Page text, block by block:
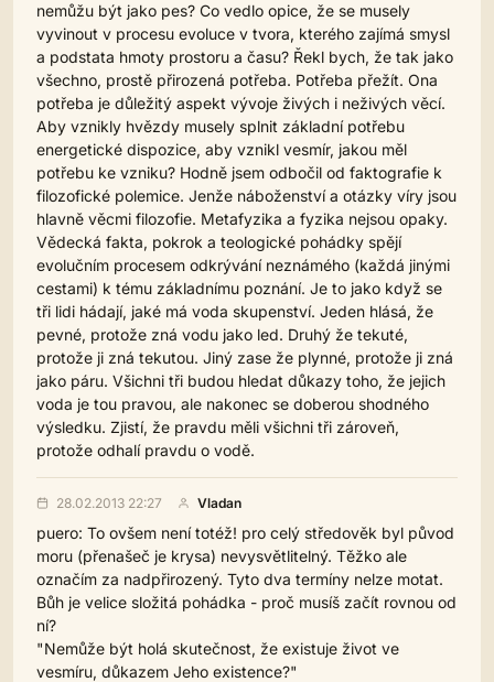
nemůžu být jako pes? Co vedlo opice, že se musely
vyvinout v procesu evoluce v tvora, kterého zajímá smysl
a podstata hmoty prostoru a času? Řekl bych, že tak jako
všechno, prostě přirozená potřeba. Potřeba přežít. Ona
potřeba je důležitý aspekt vývoje živých i neživých věcí.
Aby vznikly hvězdy musely splnit základní potřebu
energetické dispozice, aby vznikl vesmír, jakou měl
potřebu ke vzniku? Hodně jsem odbočil od faktografie k
filozofické polemice. Jenže náboženství a otázky víry jsou
hlavně věcmi filozofie. Metafyzika a fyzika nejsou opaky.
Vědecká fakta, pokrok a teologické pohádky spějí
evolučním procesem odkrývání neznámého (každá jinými
cestami) k tému základnímu poznání. Je to jako když se
tři lidi hádají, jaké má voda skupenství. Jeden hlásá, že
pevné, protože zná vodu jako led. Druhý že tekuté,
protože ji zná tekutou. Jiný zase že plynné, protože ji zná
jako páru. Všichni tři budou hledat důkazy toho, že jejich
voda je tou pravou, ale nakonec se doberou shodného
výsledku. Zjistí, že pravdu měli všichni tři zároveň,
protože odhalí pravdu o vodě.
28.02.2013 22:27 Vladan
puero: To ovšem není totéž! pro celý středověk byl původ
moru (přenašeč je krysa) nevysvětlitelný. Těžko ale
označím za nadpřirozený. Tyto dva termíny nelze motat.
Bůh je velice složitá pohádka - proč musíš začít rovnou od
ní?
"Nemůže být holá skutečnost, že existuje život ve
vesmíru, důkazem Jeho existence?"